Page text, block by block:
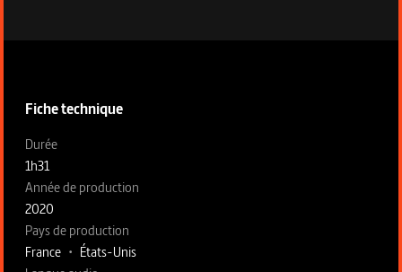
Fiche technique
Fiche technique section gauche
Durée
1h31
Année de production
2020
Pays de production
France • États-Unis